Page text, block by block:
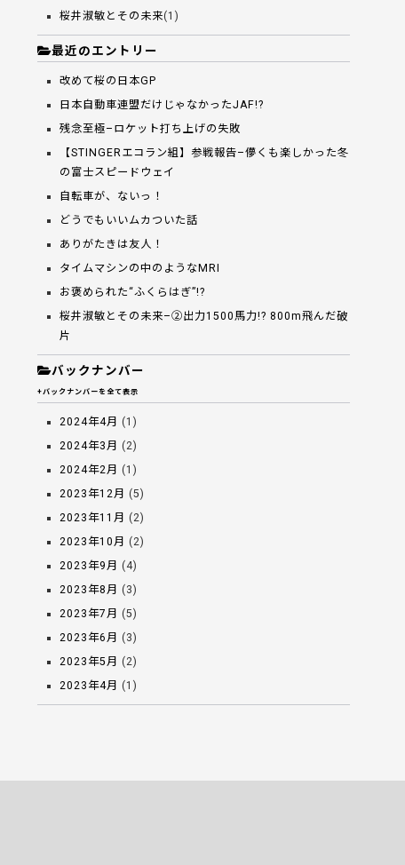
桜井淑敏とその未来(1)
最近のエントリー
改めて桜の日本GP
日本自動車連盟だけじゃなかったJAF!?
残念至極–ロケット打ち上げの失敗
【STINGERエコラン組】参戦報告–儚くも楽しかった冬
の富士スピードウェイ
自転車が、ないっ！
どうでもいいムカついた話
ありがたきは友人！
タイムマシンの中のようなMRI
お褒められた“ふくらはぎ”!?
桜井淑敏とその未来–②出力1500馬力!? 800m飛んだ破
片
バックナンバー
+バックナンバーを全て表示
2024年4月 (1)
2024年3月 (2)
2024年2月 (1)
2023年12月 (5)
2023年11月 (2)
2023年10月 (2)
2023年9月 (4)
2023年8月 (3)
2023年7月 (5)
2023年6月 (3)
2023年5月 (2)
2023年4月 (1)